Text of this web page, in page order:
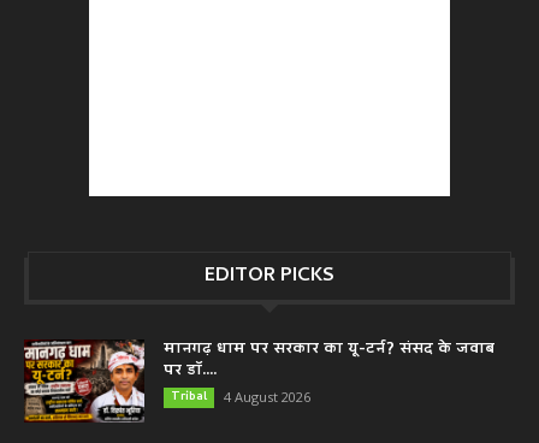
EDITOR PICKS
मानगढ़ धाम पर सरकार का यू-टर्न? संसद के जवाब
पर डॉ....
Tribal 4 August 2026